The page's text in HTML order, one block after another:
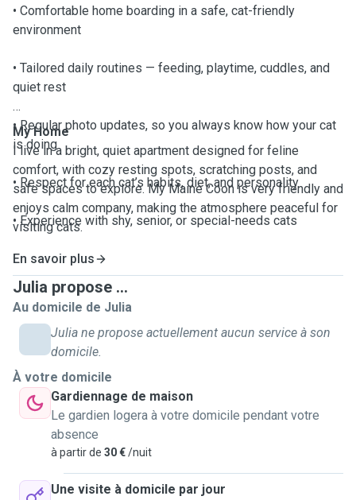
• Comfortable home boarding in a safe, cat-friendly
environment
• Tailored daily routines — feeding, playtime, cuddles, and
quiet rest
• Regular photo updates, so you always know how your cat
is doing
• Respect for each cat’s habits, diet, and personality
• Experience with shy, senior, or special-needs cats
•Only vaccinated and healthy cats are accepted
keep everyone safe and well
My Home
I live in a bright, quiet apartment designed for feline
comfort, with cozy resting spots, scratching posts, and
safe spaces to explore. My Maine Coon is very friendly and
enjoys calm company, making the atmosphere peaceful for
visiting cats.
En savoir plus
Julia propose ...
Au domicile de Julia
Julia ne propose actuellement aucun service à son
domicile.
À votre domicile
Gardiennage de maison
Le gardien logera à votre domicile pendant votre
absence
à partir de 30 €/nuit
Une visite à domicile par jour